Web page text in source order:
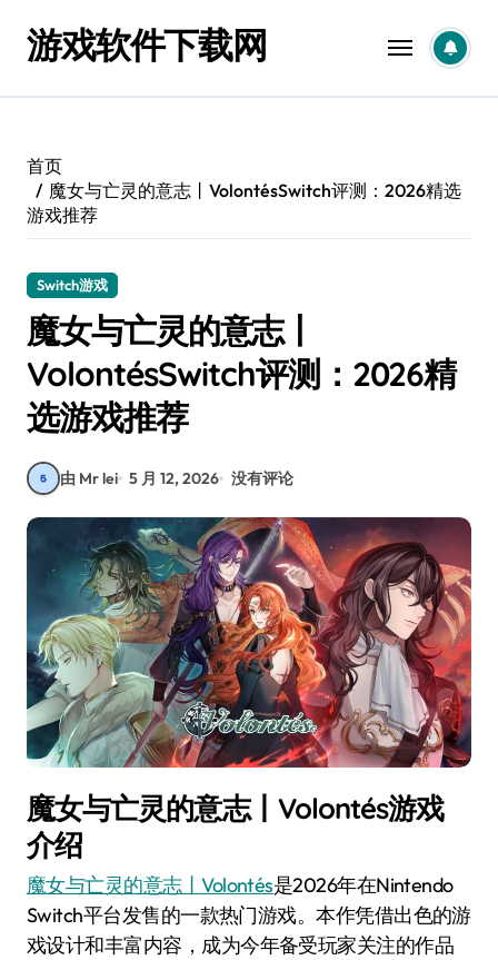
游戏软件下载网
首页
魔女与亡灵的意志丨VolontésSwitch评测：2026精选
游戏推荐
Switch游戏
魔女与亡灵的意志丨
VolontésSwitch评测：2026精
选游戏推荐
由 Mr lei 5 月 12, 2026 没有评论
魔女与亡灵的意志丨Volontés游戏
介绍
魔女与亡灵的意志丨Volontés是2026年在Nintendo
Switch平台发售的一款热门游戏。本作凭借出色的游
戏设计和丰富内容，成为今年备受玩家关注的作品